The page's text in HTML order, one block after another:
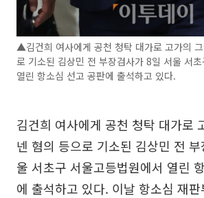
▲김건희 여사에게 공천 청탁 대가로 고가의
로 기소된 김상민 전 부장검사가 8일 서울 서
열린 항소심 선고 공판에 출석하고 있다.
김건희 여사에게 공천 청탁 대가로
넨 혐의 등으로 기소된 김상민 전
울 서초구 서울고등법원에서 열린
에 출석하고 있다. 이날 항소심 재